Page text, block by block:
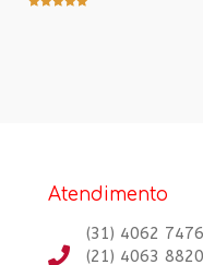
Atendimento
(31) 4062
(21) 4063